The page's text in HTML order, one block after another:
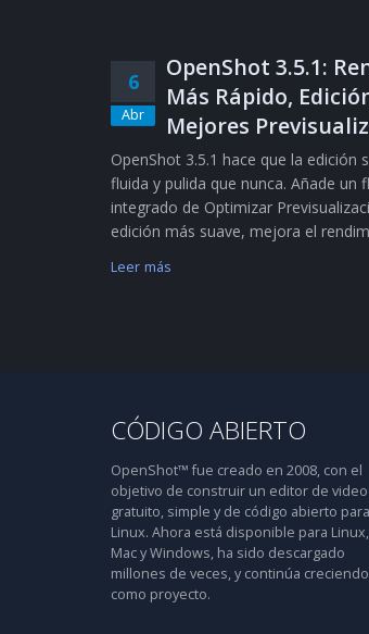
6
Abr
OpenShot 3.5.1:
Más Rápido,
Mejores
OpenShot 3.5.1 hace que la edición
fluida y pulida que nunca. Añade un
integrado de Optimizar
edición más suave, mejora el
Leer más
CÓDIGO ABIERTO
OpenShot™ fue creado en 2008, con el
objetivo de construir un editor de video
gratuito, simple y de código abierto para
Linux. Ahora está disponible para Linux,
Mac y Windows, ha sido descargado
millones de veces, y continúa creciendo
como proyecto.